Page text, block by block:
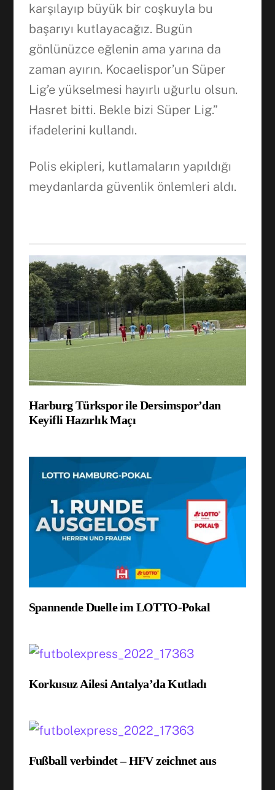
karşılayıp büyük bir coşkuyla bu
başarıyı kutlayacağız. Bugün
gönlünüzce eğlenin ama yarına da
zaman ayırın. Kocaelispor’un Süper
Lig’e yükselmesi hayırlı uğurlu olsun.
Hasret bitti. Bekle bizi Süper Lig.”
ifadelerini kullandı.
Polis ekipleri, kutlamaların yapıldığı
meydanlarda güvenlik önlemleri aldı.
Harburg Türkspor ile Dersimspor’dan
Keyifli Hazırlık Maçı
Spannende Duelle im LOTTO-Pokal
Korkusuz Ailesi Antalya’da Kutladı
Fußball verbindet – HFV zeichnet aus